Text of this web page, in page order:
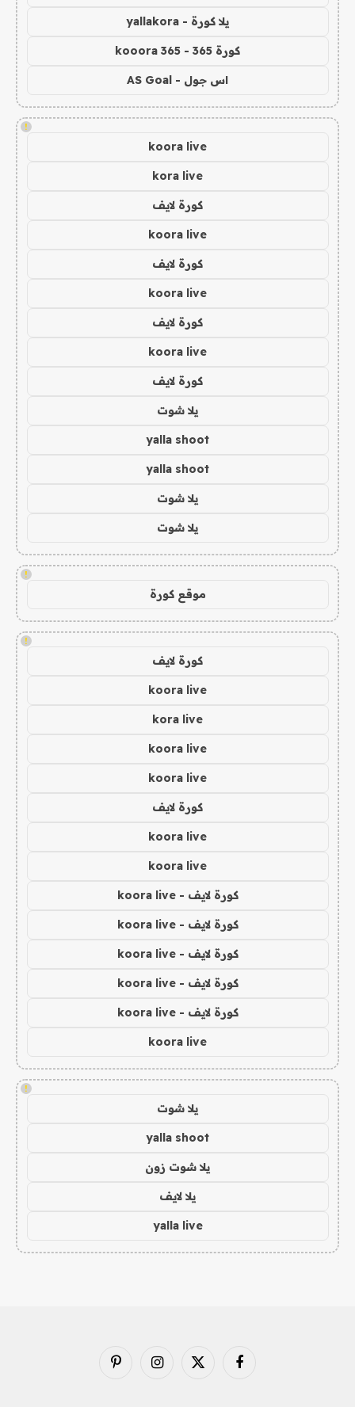
يلا كورة - yallakora
كورة 365 - kooora 365
اس جول - AS Goal
!
koora live
kora live
كورة لايف
koora live
كورة لايف
koora live
كورة لايف
koora live
كورة لايف
يلا شوت
yalla shoot
yalla shoot
يلا شوت
يلا شوت
!
موقع كورة
!
كورة لايف
koora live
kora live
koora live
koora live
كورة لايف
koora live
koora live
كورة لايف - koora live
كورة لايف - koora live
كورة لايف - koora live
كورة لايف - koora live
كورة لايف - koora live
koora live
!
يلا شوت
yalla shoot
يلا شوت زون
يلا لايف
yalla live
فيسبوك X
الانستغرامبينتيريست